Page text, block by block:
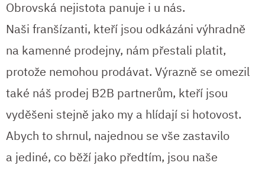
Obrovská nejistota panuje i u nás.
Naši franšízanti, kteří jsou odkázáni výhradně
na kamenné prodejny, nám přestali platit,
protože nemohou prodávat. Výrazně se omezil
také náš prodej B2B partnerům, kteří jsou
vyděšeni stejně jako my a hlídají si hotovost.
Abych to shrnul, najednou se vše zastavilo
a jediné, co běží jako předtím, jsou naše